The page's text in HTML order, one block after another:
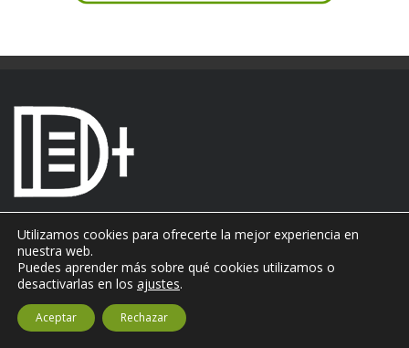
Quiénes somos
Números publicados
Autores
Colabora
Publicidad
Suscríbete
Política de Privacidad
Utilizamos cookies para ofrecerte la mejor experiencia en
nuestra web.
Puedes aprender más sobre qué cookies utilizamos o
desactivarlas en los ajustes.
Aceptar Rechazar